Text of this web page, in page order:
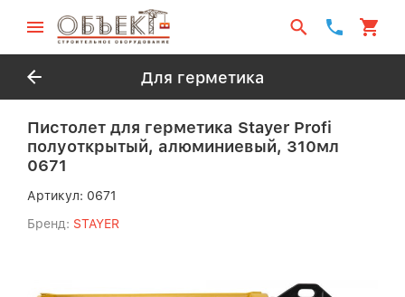
Для герметика
Пистолет для герметика Stayer Profi
полуоткрытый, алюминиевый, 310мл
0671
Артикул: 0671
Бренд: STAYER